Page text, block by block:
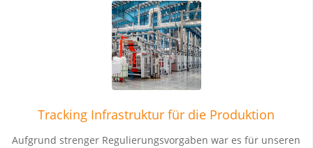
Tracking Infrastruktur für die Produktion
Aufgrund strenger Regulierungsvorgaben war es für unseren